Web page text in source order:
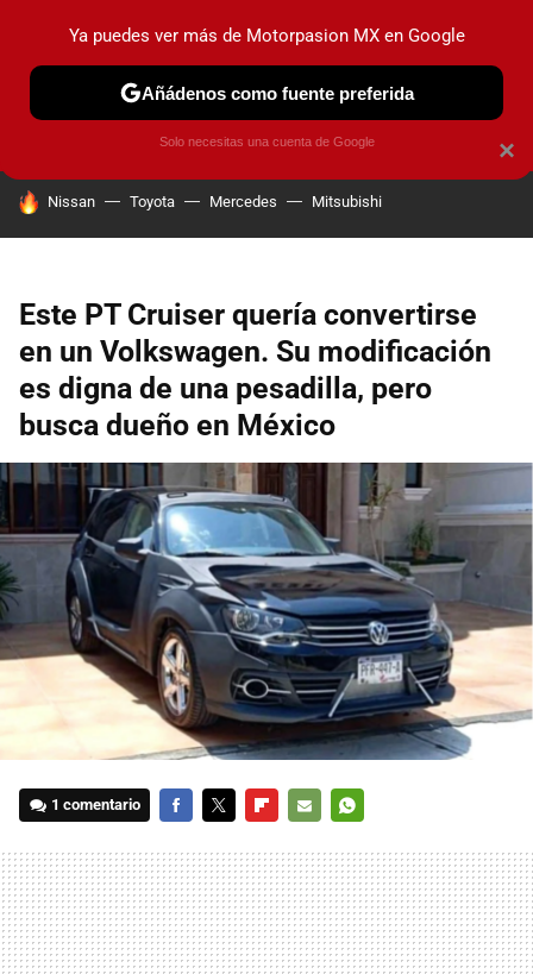
PRUEBAS INDUSTRIA HOY NO CIRCULA
HOY SE HABLA DE
Nissan Toyota Mercedes Mitsubishi
Este PT Cruiser quería convertirse
en un Volkswagen. Su modificación
es digna de una pesadilla, pero
busca dueño en México
1 comentario
MAIL
×
Ya puedes ver más de Motorpasion MX en Google
Añádenos como fuente preferida
Solo necesitas una cuenta de Google